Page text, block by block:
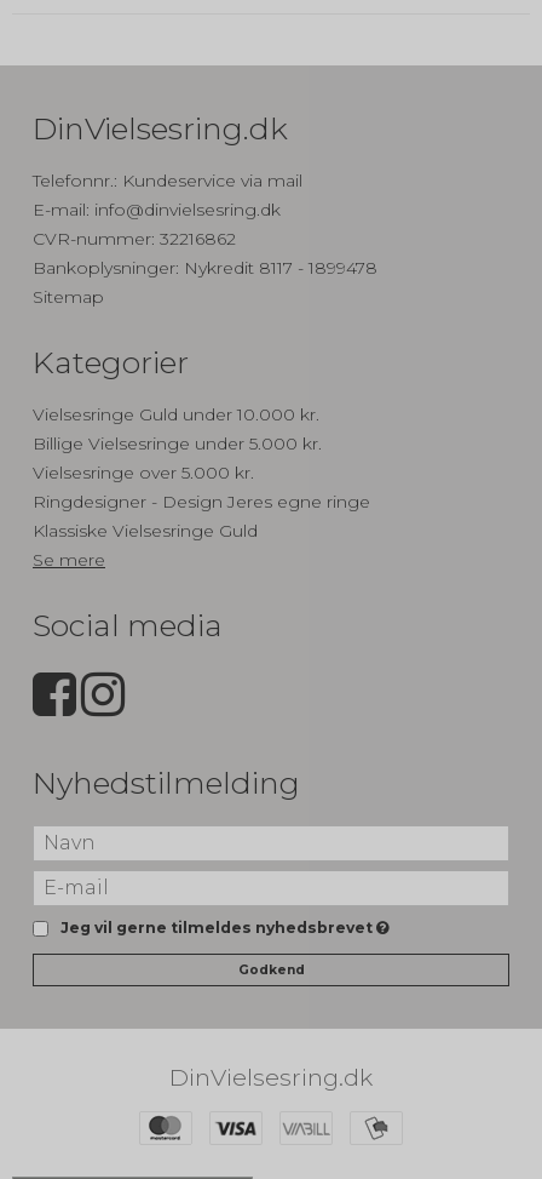
DinVielsesring.dk
Telefonnr.: Kundeservice via mail
E-mail: info@dinvielsesring.dk
CVR-nummer: 32216862
Bankoplysninger: Nykredit 8117 - 1899478
Sitemap
Kategorier
Vielsesringe Guld under 10.000 kr.
Billige Vielsesringe under 5.000 kr.
Vielsesringe over 5.000 kr.
Ringdesigner - Design Jeres egne ringe
Klassiske Vielsesringe Guld
Se mere
Social media
Nyhedstilmelding
Jeg vil gerne tilmeldes nyhedsbrevet
Godkend
DinVielsesring.dk